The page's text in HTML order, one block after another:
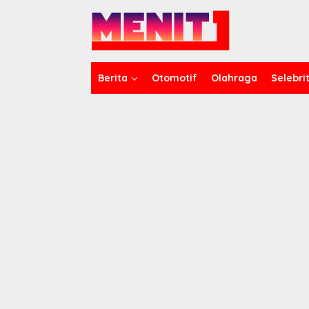
Berita Otomotif Olahraga